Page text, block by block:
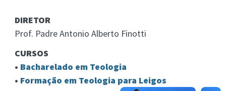
DIRETOR
Prof. Padre Antonio Alberto Finotti
CURSOS
• Bacharelado em Teologia
• Formação em Teologia para Leigos